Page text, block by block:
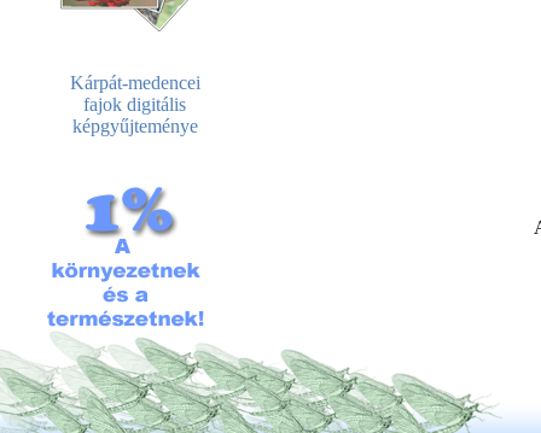
Kárpát-medencei
fajok digitális
képgyűjteménye